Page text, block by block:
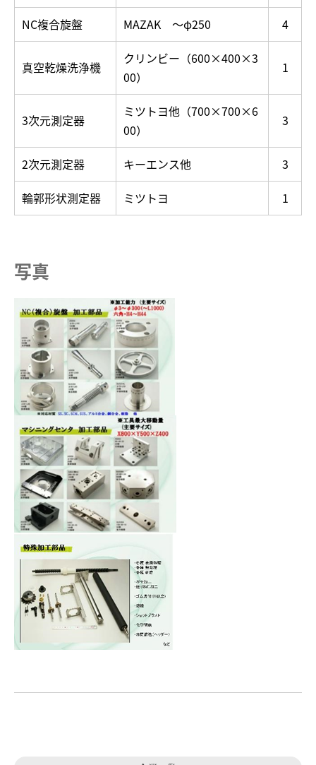
NC複合旋盤
MAZAK ～φ250 4
真空乾燥洗浄機
クリンビー（600×400×3
00）
1
3次元測定器
ミツトヨ他（700×700×6
00）
3
2次元測定器 キーエンス他
3
輪郭形状測定器
ミツトヨ 1
写真